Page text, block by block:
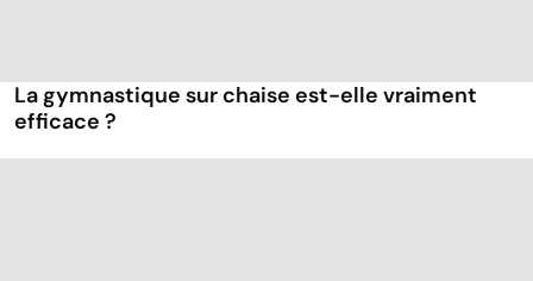
La gymnastique sur chaise est-elle vraiment
efficace ?